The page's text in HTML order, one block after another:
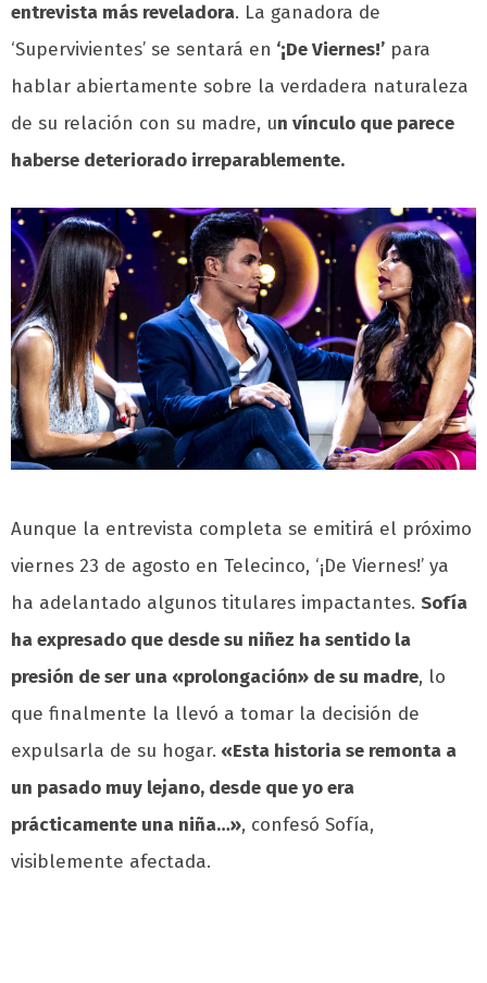
entrevista más reveladora. La ganadora de
‘Supervivientes’ se sentará en ‘¡De Viernes!’ para
hablar abiertamente sobre la verdadera naturaleza
de su relación con su madre, un vínculo que parece
haberse deteriorado irreparablemente.
Aunque la entrevista completa se emitirá el próximo
viernes 23 de agosto en Telecinco, ‘¡De Viernes!’ ya
ha adelantado algunos titulares impactantes. Sofía
ha expresado que desde su niñez ha sentido la
presión de ser una «prolongación» de su madre, lo
que finalmente la llevó a tomar la decisión de
expulsarla de su hogar. «Esta historia se remonta a
un pasado muy lejano, desde que yo era
prácticamente una niña…», confesó Sofía,
visiblemente afectada.